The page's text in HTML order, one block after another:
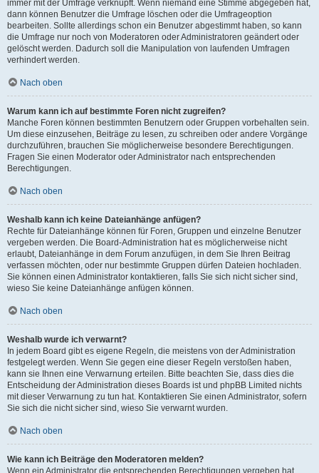
immer mit der Umfrage verknüpft. Wenn niemand eine Stimme abgegeben hat,
dann können Benutzer die Umfrage löschen oder die Umfrageoption
bearbeiten. Sollte allerdings schon ein Benutzer abgestimmt haben, so kann
die Umfrage nur noch von Moderatoren oder Administratoren geändert oder
gelöscht werden. Dadurch soll die Manipulation von laufenden Umfragen
verhindert werden.
Nach oben
Warum kann ich auf bestimmte Foren nicht zugreifen?
Manche Foren können bestimmten Benutzern oder Gruppen vorbehalten sein.
Um diese einzusehen, Beiträge zu lesen, zu schreiben oder andere Vorgänge
durchzuführen, brauchen Sie möglicherweise besondere Berechtigungen.
Fragen Sie einen Moderator oder Administrator nach entsprechenden
Berechtigungen.
Nach oben
Weshalb kann ich keine Dateianhänge anfügen?
Rechte für Dateianhänge können für Foren, Gruppen und einzelne Benutzer
vergeben werden. Die Board-Administration hat es möglicherweise nicht
erlaubt, Dateianhänge in dem Forum anzufügen, in dem Sie Ihren Beitrag
verfassen möchten, oder nur bestimmte Gruppen dürfen Dateien hochladen.
Sie können einen Administrator kontaktieren, falls Sie sich nicht sicher sind,
wieso Sie keine Dateianhänge anfügen können.
Nach oben
Weshalb wurde ich verwarnt?
In jedem Board gibt es eigene Regeln, die meistens von der Administration
festgelegt werden. Wenn Sie gegen eine dieser Regeln verstoßen haben,
kann sie Ihnen eine Verwarnung erteilen. Bitte beachten Sie, dass dies die
Entscheidung der Administration dieses Boards ist und phpBB Limited nichts
mit dieser Verwarnung zu tun hat. Kontaktieren Sie einen Administrator, sofern
Sie sich die nicht sicher sind, wieso Sie verwarnt wurden.
Nach oben
Wie kann ich Beiträge den Moderatoren melden?
Wenn ein Administrator die entsprechenden Berechtigungen vergeben hat,